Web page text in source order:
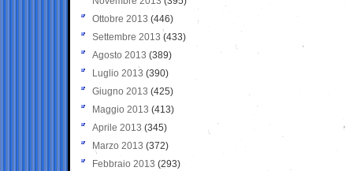
Ottobre 2013 (446)
Settembre 2013 (433)
Agosto 2013 (389)
Luglio 2013 (390)
Giugno 2013 (425)
Maggio 2013 (413)
Aprile 2013 (345)
Marzo 2013 (372)
Febbraio 2013 (293)